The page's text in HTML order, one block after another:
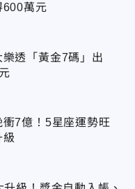
600萬元
透「黃金7碼」出
衝7億！5星座運勢旺
級